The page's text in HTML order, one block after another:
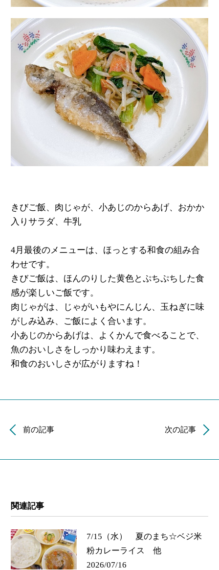
きびご飯、肉じゃが、小あじのからあげ、おかか
入りサラダ、牛乳
4月最後のメニューは、 ほっとする和食の組み合
わせです。
きびご飯は、ほんのりした黄色とぷちぷちした食
感が楽しいご飯です。
肉じゃがは、じゃがいもやにんじん、玉ねぎに味
がしみ込み、ご飯によく合います。
小あじのからあげは、よくかんで食べることで、
魚のおいしさをしっかり味わえます。
和食のおいしさが広がりますね！
前の記事 次の記事
関連記事
7/15（水） 夏のまち☆ベジ米
粉カレーライス 他
2026/07/16